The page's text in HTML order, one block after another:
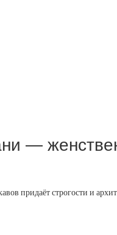
—
придаёт строгости и